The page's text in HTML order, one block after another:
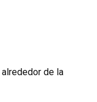
de la